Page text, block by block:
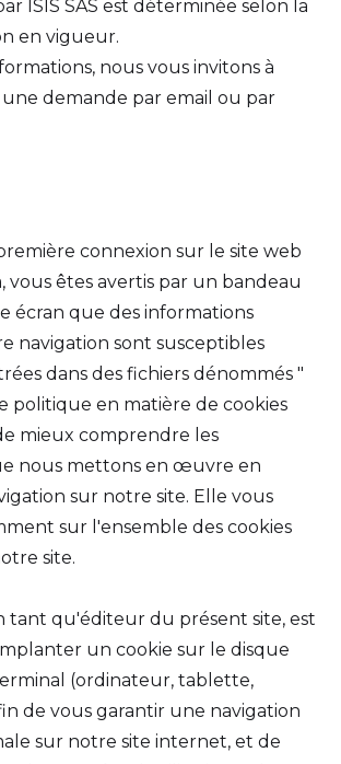
ISIS SAS est déterminée selon la
en vigueur.
nous vous invitons à
une demande par email ou par
connexion sur le site web
vous êtes avertis par un bandeau
écran que des informations
navigation sont susceptibles
dans des fichiers dénommés "
politique en matière de cookies
mieux comprendre les
nous mettons en œuvre en
sur notre site. Elle vous
sur l'ensemble des cookies
site.
tant qu'éditeur du présent site, est
un cookie sur le disque
(ordinateur, tablette,
de vous garantir une navigation
sur notre site internet, et de